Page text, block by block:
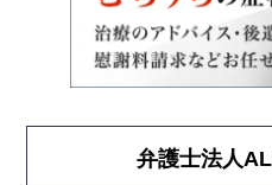
弁護士法人